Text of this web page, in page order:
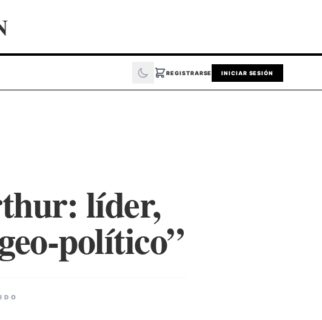
REGISTRARSE INICIAR SESIÓN
líder,
político”